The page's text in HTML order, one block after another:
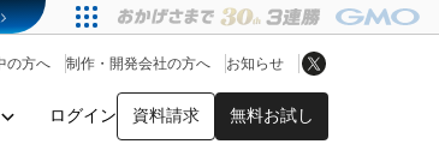
ログイン 資料請求 無料お試し
の方へ 制作・開発会社の方へ お知らせ
アプリストア